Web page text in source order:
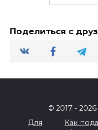
Поделиться с
© 2017 -
Для
Как